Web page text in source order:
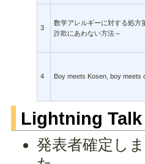
3
数学アレルギーに対する処方
詐欺にあわない方法～
4 Boy meets Kosen, boy meets
Lightning Talk
発表者確定し